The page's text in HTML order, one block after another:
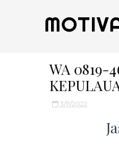
WA 0819-
3/11/2022